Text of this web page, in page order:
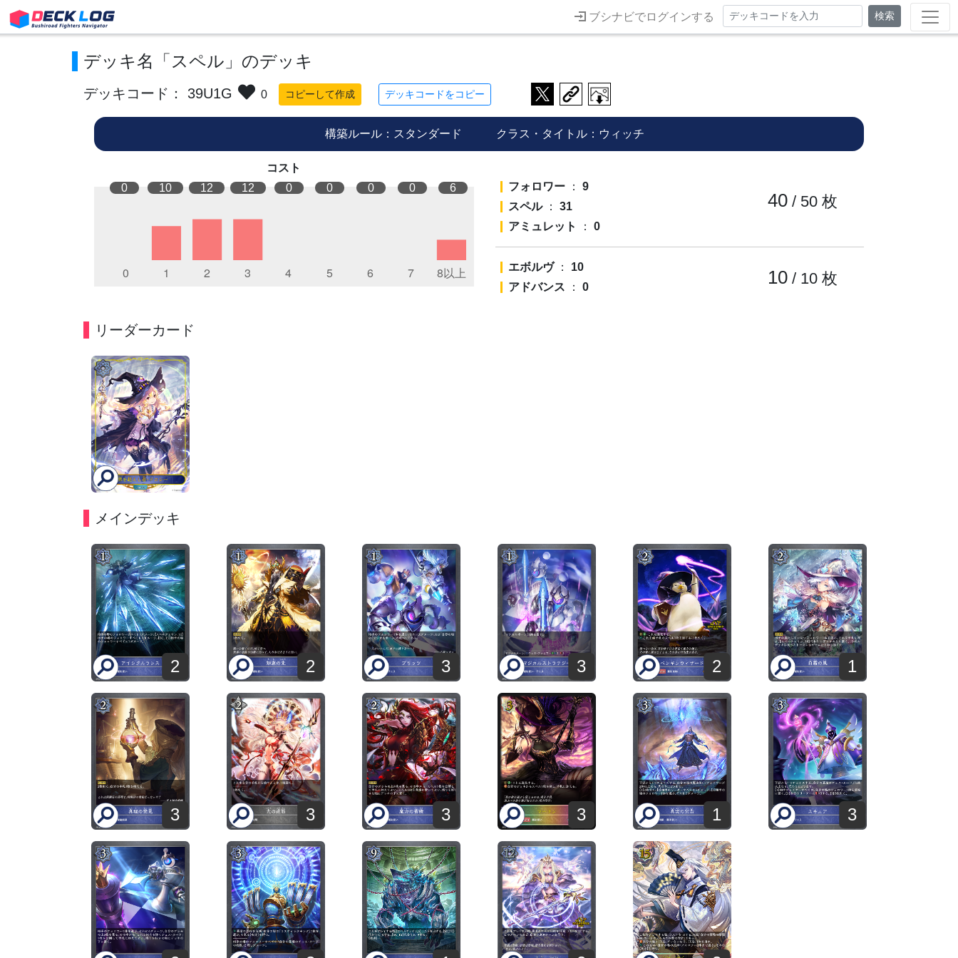
ブシナビでログインする 検索
デッキ名「スペル」のデッキ
デッキコード： 39U1G 0 コピーして作成 デッキコードをコピー
構築ルール：スタンダード クラス・タイトル：ウィッチ
コスト
0
10 12 12 0 0 0 0 6 フォロワー： 9
スペル： 31
アミュレット
： 0
40/ 50枚
エボルヴ： 10
アドバンス ： 0 10/ 10枚
リーダーカード
メインデッキ
2 2 3 3 2 1
3 3 3 3 1 3